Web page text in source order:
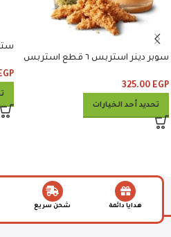
سوبر دينر استربس ٦ قطع استربس
325.00 EGP
تحديد أحد الخيارات
هدايا دائمة شحن سريع